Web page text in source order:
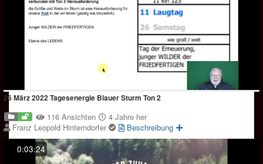
26 März 2022 Tagesenergie Blauer Sturm Ton 2
116 Ansichten
4 Jahre her
Franz Leopold Hinterndorfer
Beschreibung
0:03:24